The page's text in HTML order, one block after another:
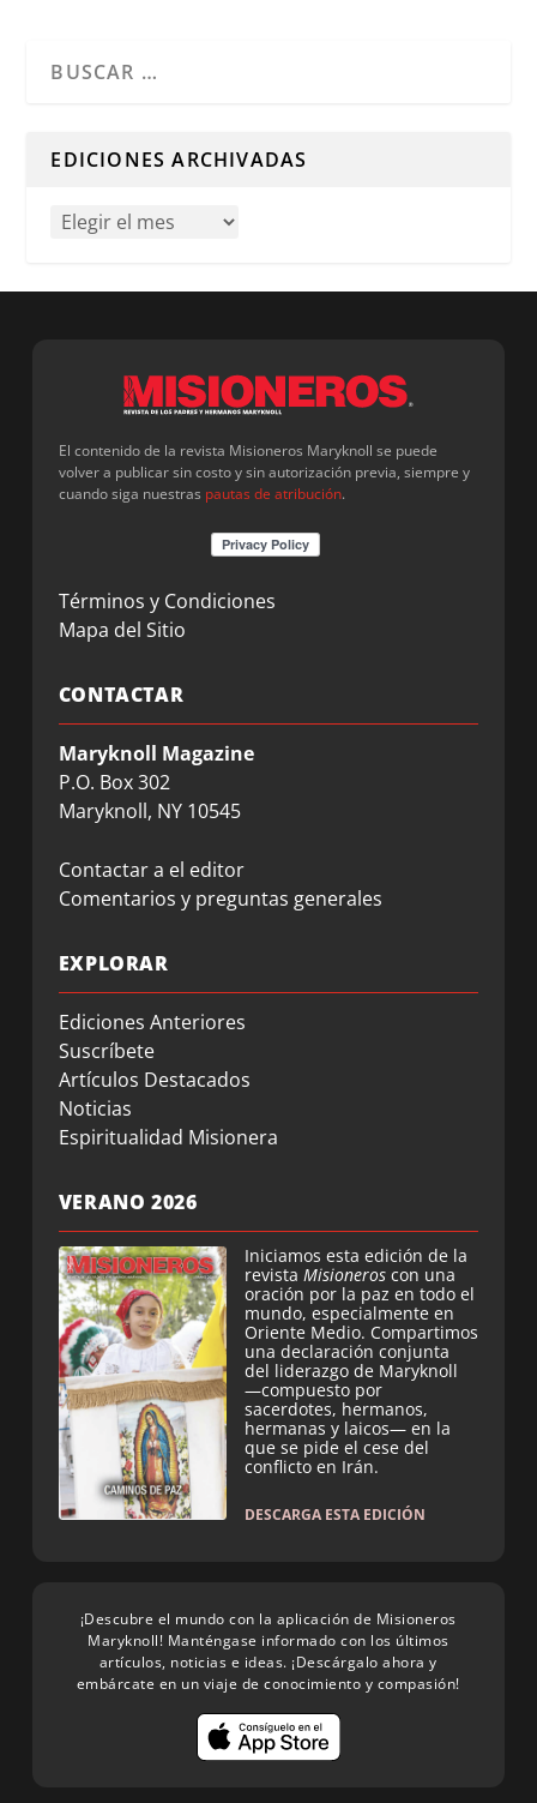
EDICIONES ARCHIVADAS
El contenido de la revista Misioneros Maryknoll se puede
volver a publicar sin costo y sin autorización previa, siempre y
cuando siga nuestras pautas de atribución.
Términos y Condiciones
Mapa del Sitio
CONTACTAR
Maryknoll Magazine
P.O. Box 302
Maryknoll, NY 10545
Contactar a el editor
Comentarios y preguntas generales
EXPLORAR
Ediciones Anteriores
Suscríbete
Artículos Destacados
Noticias
Espiritualidad Misionera
VERANO 2026
Iniciamos esta edición de la
revista Misioneros con una
oración por la paz en todo el
mundo, especialmente en
Oriente Medio. Compartimos
una declaración conjunta
del liderazgo de Maryknoll
—compuesto por
sacerdotes, hermanos,
hermanas y laicos— en la
que se pide el cese del
conflicto en Irán.
DESCARGA ESTA EDICIÓN
¡Descubre el mundo con la aplicación de Misioneros
Maryknoll! Manténgase informado con los últimos
artículos, noticias e ideas. ¡Descárgalo ahora y
embárcate en un viaje de conocimiento y compasión!